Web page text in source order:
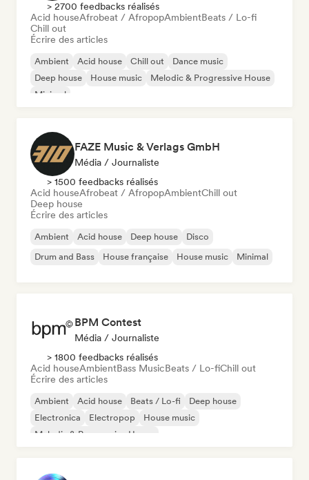
> 2700 feedbacks réalisés
Acid houseAfrobeat / AfropopAmbientBeats / Lo-fi
Chill out
Écrire des articles
Ambient Acid house Chill out
Dance music
Deep house
House music
Melodic & Progressive House
Minimal
FAZE Music & Verlags GmbH
Média / Journaliste
> 1500 feedbacks réalisés
Acid houseAfrobeat / AfropopAmbientChill out
Deep house
Écrire des articles
Ambient Acid house Deep house
Disco
Drum and Bass
House française House music Minimal
BPM Contest
Média / Journaliste
> 1800 feedbacks réalisés
Acid houseAmbientBass MusicBeats / Lo-fiChill out
Écrire des articles
Ambient Acid house Beats / Lo-fi
Deep house
Electronica
Electropop
House music
Melodic & Progressive House